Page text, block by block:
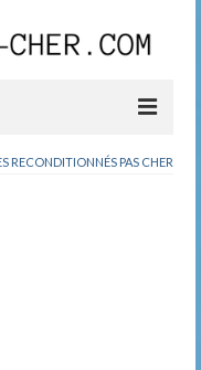
RECONDITIONNÉS PAS CHER